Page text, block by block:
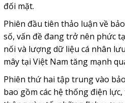
đối mặt.
Phiên đầu tiên thảo luận về
số, vấn đề đang trở nên phức
nối và lượng dữ liệu cá nhân
mây tại Việt Nam tăng mạnh
Phiên thứ hai tập trung vào
bao gồm các hệ thống điện